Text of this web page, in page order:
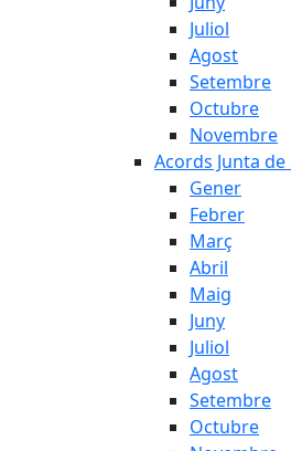
Juliol
Agost
Setembre
Octubre
Novembre
Acords Junta de
Gener
Febrer
Març
Abril
Maig
Juny
Juliol
Agost
Setembre
Octubre